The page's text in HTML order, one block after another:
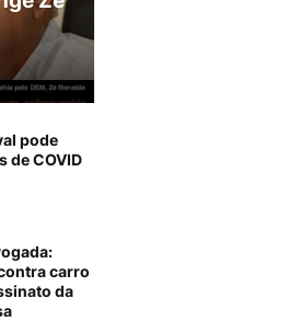
pode
de COVID
carro
da